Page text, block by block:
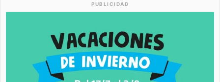
PUBLICIDAD